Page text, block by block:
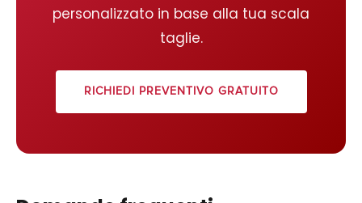
personalizzato in base alla tua scala
taglie.
RICHIEDI PREVENTIVO GRATUITO